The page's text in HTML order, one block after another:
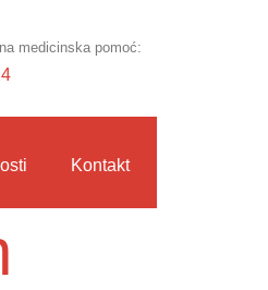
medicinska pomoć:
Kontakt